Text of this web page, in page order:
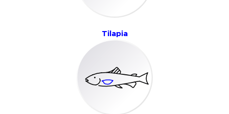
Tilapia